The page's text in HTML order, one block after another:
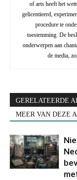
of arts heeft het
gelicentieerd,
procedure te
toestemming. De
onderwerpen aan
de media,
GERELATEERDE
MEER VAN DEZE